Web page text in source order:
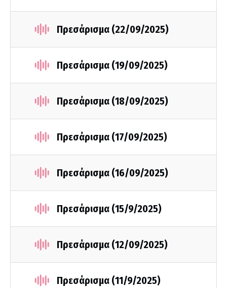
Πρεσάρισμα (22/09/2025)
Πρεσάρισμα (19/09/2025)
Πρεσάρισμα (18/09/2025)
Πρεσάρισμα (17/09/2025)
Πρεσάρισμα (16/09/2025)
Πρεσάρισμα (15/9/2025)
Πρεσάρισμα (12/09/2025)
Πρεσάρισμα (11/9/2025)